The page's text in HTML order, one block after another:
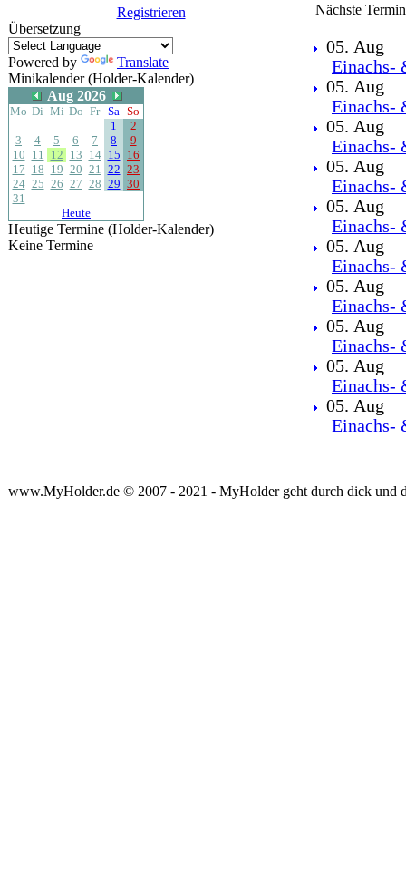
Registrieren
Übersetzung
Powered by
Translate
Minikalender (Holder-Kalender)
Aug 2026
Mo Di Mi Do Fr Sa So
1
2
3
4 5 6 7 8
9
10 11 12 13 14 15 16
17 18 19 20 21 22 23
24 25 26 27 28 29 30
31
Heute
Heutige Termine (Holder-Kalender)
Keine Termine
Nächste
05. Aug
Einachs-
05. Aug
Einachs-
05. Aug
Einachs-
05. Aug
Einachs-
05. Aug
Einachs-
05. Aug
Einachs-
05. Aug
Einachs-
05. Aug
Einachs-
05. Aug
Einachs-
05. Aug
Einachs-
www.MyHolder.de © 2007 - 2021 - MyHolder geht durch dick und